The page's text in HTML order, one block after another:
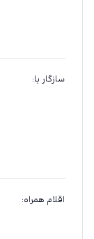
سازگار با:
اقلام همراه: